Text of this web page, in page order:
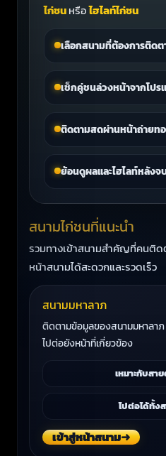
ไก่ชนหรือไฮไลท์ไก่ชน
เลือกสนามที่ต้องการติด
เช็กคู่ชนล่วงหน้าจากโป
ติดตามสดผ่านหน้าถ่ายท
ย้อนดูผลและไฮไลท์หลังจ
สนามไก่ชนที่แนะนำ
รวมทางเข้าสนามสำคัญที่คนติด
หน้าสนามได้สะดวกและรวดเร็ว
สนามมหาลาภ
ติดตามข้อมูลของสนามมหาลาภ
ไปต่อยังหน้าที่เกี่ยวข้อง
เหมาะกับสา
ไปต่อได้ทั้ง
เข้าสู่หน้าสนาม➜